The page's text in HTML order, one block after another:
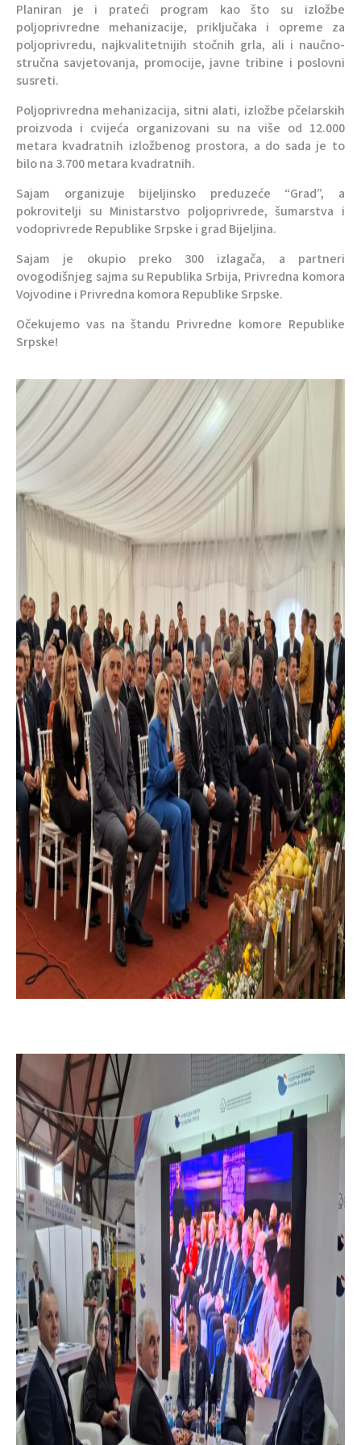
Planiran je i prateći program kao što su izložbe
poljoprivredne mehanizacije, priključaka i opreme za
poljoprivredu, najkvalitetnijih stočnih grla, ali i naučno-
stručna savjetovanja, promocije, javne tribine i poslovni
susreti.
Poljoprivredna mehanizacija, sitni alati, izložbe pčelarskih
proizvoda i cvijeća organizovani su na više od 12.000
metara kvadratnih izložbenog prostora, a do sada je to
bilo na 3.700 metara kvadratnih.
Sajam organizuje bijeljinsko preduzeće “Grad”, a
pokrovitelji su Ministarstvo poljoprivrede, šumarstva i
vodoprivrede Republike Srpske i grad Bijeljina.
Sajam je okupio preko 300 izlagača, a partneri
ovogodišnjeg sajma su Republika Srbija, Privredna komora
Vojvodine i Privredna komora Republike Srpske.
Očekujemo vas na štandu Privredne komore Republike
Srpske!